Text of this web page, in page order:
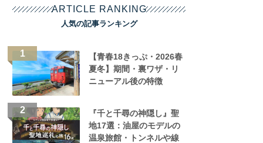
ARTICLE RANKING
人気の記事ランキング
【青春18きっぷ・2026春
夏冬】期間・裏ワザ・リ
ニューアル後の特徴
『千と千尋の神隠し』聖
地17選：油屋のモデルの
温泉旅館・トンネルや線